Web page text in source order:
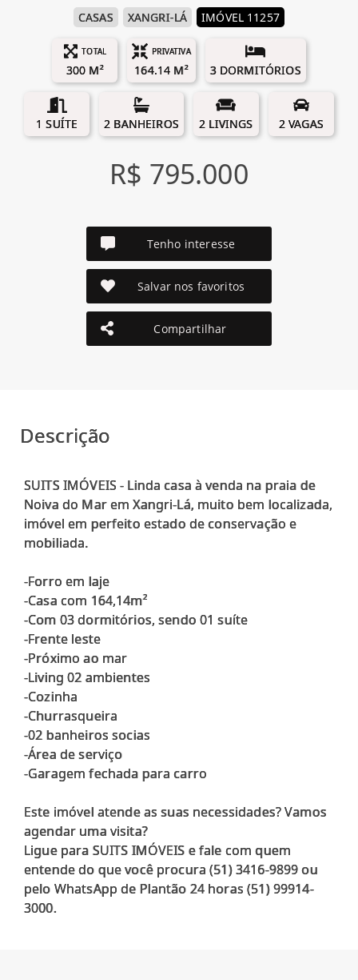
CASAS XANGRI-LÁ IMÓVEL 11257
TOTAL
300 M²
PRIVATIVA
164.14 M² 3 DORMITÓRIOS
1 SUÍTE 2 BANHEIROS 2 LIVINGS 2 VAGAS
R$ 795.000
Tenho interesse
Salvar nos favoritos
Compartilhar
Descrição
SUITS IMÓVEIS - Linda casa à venda na praia de
Noiva do Mar em Xangri-Lá, muito bem localizada,
imóvel em perfeito estado de conservação e
mobiliada.
-Forro em laje
-Casa com 164,14m²
-Com 03 dormitórios, sendo 01 suíte
-Frente leste
-Próximo ao mar
-Living 02 ambientes
-Cozinha
-Churrasqueira
-02 banheiros socias
-Área de serviço
-Garagem fechada para carro
Este imóvel atende as suas necessidades? Vamos
agendar uma visita?
Ligue para SUITS IMÓVEIS e fale com quem
entende do que você procura (51) 3416-9899 ou
pelo WhatsApp de Plantão 24 horas (51) 99914-
3000.